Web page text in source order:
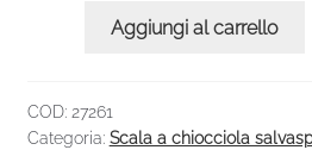
Aggiungi al carrello
COD: 27261
Categoria: Scala a chiocciola